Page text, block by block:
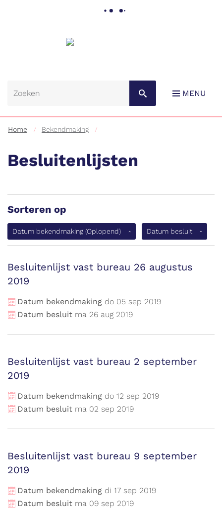
MENU
Home Bekendmaking
Besluitenlijsten
Sorteren op
Datum bekendmaking (Oplopend) Datum besluit
Besluitenlijst vast bureau 26 augustus
2019
Datum bekendmaking do 05 sep 2019
Datum besluit ma 26 aug 2019
Besluitenlijst vast bureau 2 september
2019
Datum bekendmaking do 12 sep 2019
Datum besluit ma 02 sep 2019
Besluitenlijst vast bureau 9 september
2019
Datum bekendmaking di 17 sep 2019
Datum besluit ma 09 sep 2019